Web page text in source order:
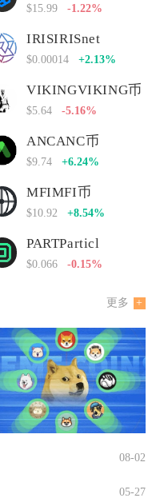
$15.99 -1.22%
IRISIRISnet
$0.00014 +2.13%
VIKINGVIKING币
$5.64 -5.16%
ANCANC币
$9.74 +6.24%
MFIMFI币
$10.92 +8.54%
PARTParticl
$0.066 -0.15%
更多
08-02
05-27